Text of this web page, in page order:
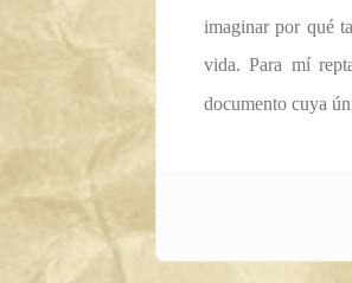
imaginar por qué
vida. Para mí
documento cuya